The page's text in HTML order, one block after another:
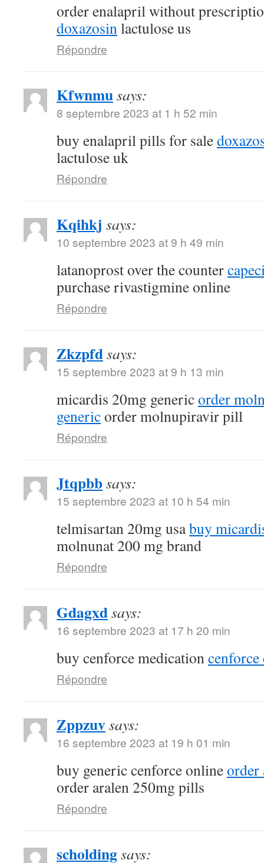
order enalapril without
doxazosinlactulose us
Répondre
Kfwnmusays:
8 septembre 2023 at 1 h 52 min
buy enalapril pills for sale
lactulose uk
Répondre
Kqihkj says:
10 septembre 2023 at 9 h 49 min
latanoprost over the counter
purchase rivastigmine online
Répondre
Zkzpfdsays:
15 septembre 2023 at 9 h 13 min
micardis 20mg genericorder
genericorder molnupiravir pill
Répondre
Jtqpbbsays:
15 septembre 2023 at 10 h 54 min
telmisartan 20mg usabuy
molnunat 200 mg brand
Répondre
Gdagxdsays:
16 septembre 2023 at 17 h 20 min
buy cenforce medicationcenforce
Répondre
Zppzuvsays:
16 septembre 2023 at 19 h 01 min
buy generic cenforce onlineorder
order aralen 250mg pills
Répondre
scholdingsays: